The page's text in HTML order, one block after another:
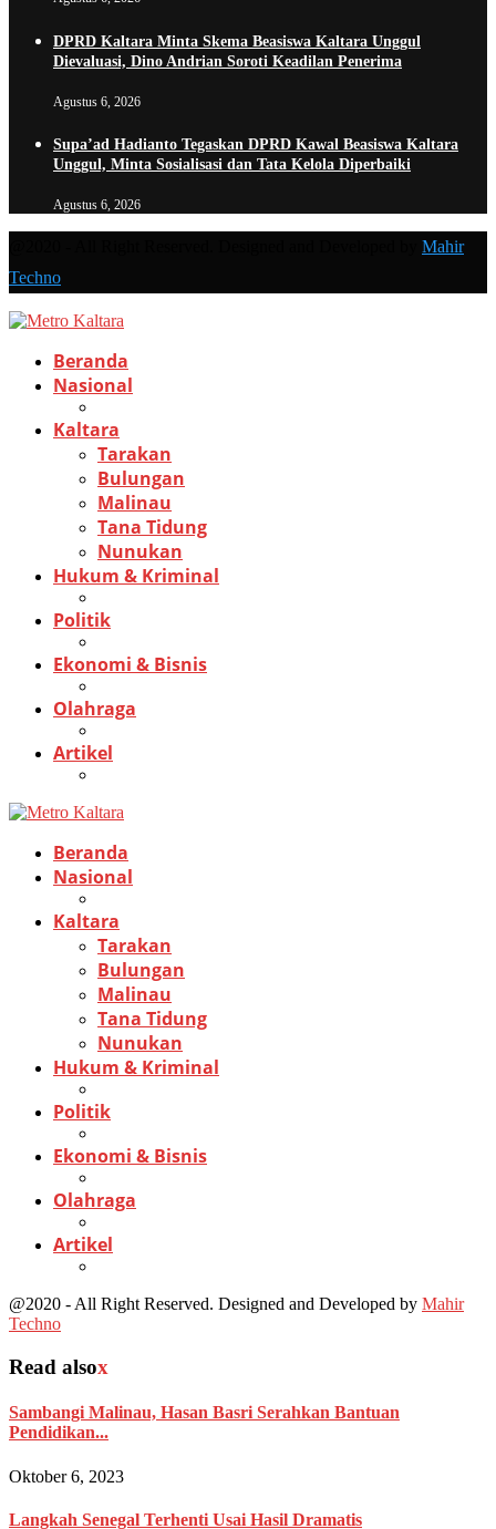
DPRD Kaltara Minta Skema Beasiswa Kaltara Unggul
Dievaluasi, Dino Andrian Soroti Keadilan Penerima
Agustus 6, 2026
Supa’ad Hadianto Tegaskan DPRD Kawal Beasiswa Kaltara
Unggul, Minta Sosialisasi dan Tata Kelola Diperbaiki
Agustus 6, 2026
Mahir
Techno
Beranda
Nasional
Kaltara
Tarakan
Bulungan
Malinau
Tana Tidung
Nunukan
Hukum & Kriminal
Politik
Ekonomi & Bisnis
Olahraga
Artikel
Beranda
Nasional
Kaltara
Tarakan
Bulungan
Malinau
Tana Tidung
Nunukan
Hukum & Kriminal
Politik
Ekonomi & Bisnis
Olahraga
Artikel
@2020 - All Right Reserved. Designed and Developed by Mahir
Techno
Read alsox
Sambangi Malinau, Hasan Basri Serahkan Bantuan
Pendidikan...
Oktober 6, 2023
Langkah Senegal Terhenti Usai Hasil Dramatis